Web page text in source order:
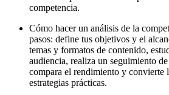
competencia.
Cómo hacer un análisis de la
pasos: define tus objetivos y el
temas y formatos de contenido,
audiencia, realiza un seguimiento
compara el rendimiento y convierte
estrategias prácticas.